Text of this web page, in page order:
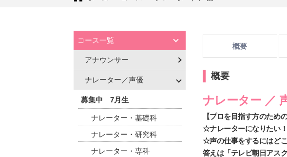
コース一覧
アナウンサー
ナレーター／声優
募集中 7月生
ナレーター・基礎科
ナレーター・研究科
ナレーター・専科
概要
概要
ナレーター ／
【プロを目指す方のため
☆ナレーターになりたい
☆声の仕事をするにはど
答えは「テレビ朝日アス